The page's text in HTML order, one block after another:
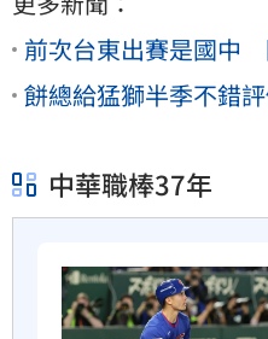
前次台東出賽是國中
餅總給猛獅半季不錯
中華職棒37年